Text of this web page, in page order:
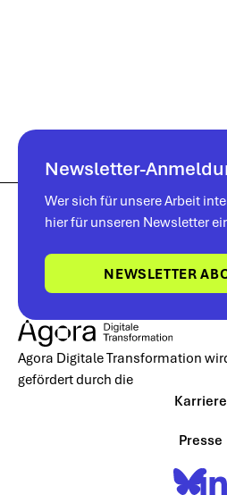
Agora Digitale Transformation
gefördert durch die
Karriere
Presse
Newsletter-
Wer sich für unsere Arbeit
hier für unseren Newsletter
NEWSLETTER